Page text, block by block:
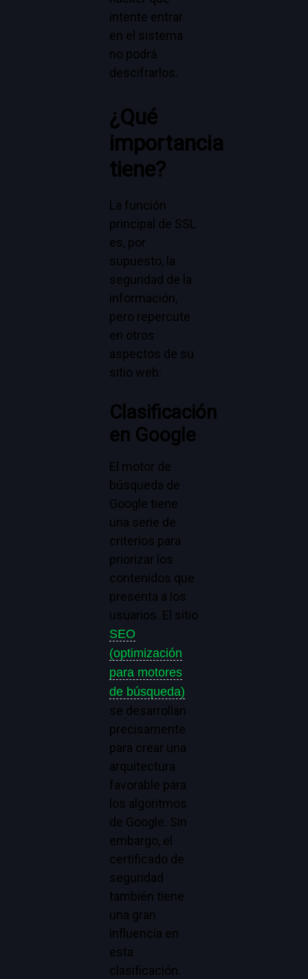
intente entrar
en el sistema
no podrá
descifrarlos.
¿Qué
importancia
tiene?
La función
principal de SSL
es, por
supuesto, la
seguridad de la
información,
pero repercute
en otros
aspectos de su
sitio web:
Clasificación
en Google
El motor de
búsqueda de
Google tiene
una serie de
criterios para
priorizar los
contenidos que
presenta a los
usuarios. El sitio
SEO
(optimización
para motores
de búsqueda)
se desarrollan
precisamente
para crear una
arquitectura
favorable para
los algoritmos
de Google. Sin
embargo, el
certificado de
seguridad
también tiene
una gran
influencia en
esta
clasificación.